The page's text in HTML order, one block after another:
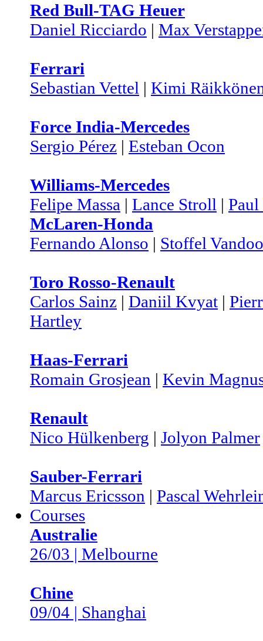
Red Bull-TAG Heuer
Daniel Ricciardo | Max
Ferrari
Sebastian Vettel | Kimi
Force India-Mercedes
Sergio Pérez | Esteban Ocon
Williams-Mercedes
Felipe Massa | Lance Stroll | Paul
McLaren-Honda
Fernando Alonso | Stoffel
Toro Rosso-Renault
Carlos Sainz | Daniil Kvyat |
Hartley
Haas-Ferrari
Romain Grosjean | Kevin
Renault
Nico Hülkenberg | Jolyon Palmer
Sauber-Ferrari
Marcus Ericsson | Pascal
Courses
Australie
26/03 | Melbourne
Chine
09/04 | Shanghai